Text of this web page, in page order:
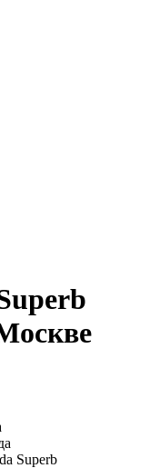
Superb